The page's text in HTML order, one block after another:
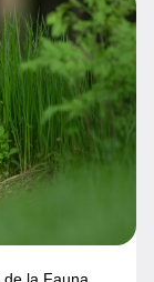
la Fauna